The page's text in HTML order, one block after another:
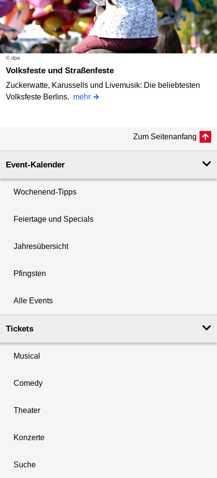
© dpa
Volksfeste und Straßenfeste
Zuckerwatte, Karussells und Livemusik: Die beliebtesten
Volksfeste Berlins. mehr
Zum Seitenanfang
Event-Kalender
Wochenend-Tipps
Feiertage und Specials
Jahresübersicht
Pfingsten
Alle Events
Tickets
Musical
Comedy
Theater
Konzerte
Suche